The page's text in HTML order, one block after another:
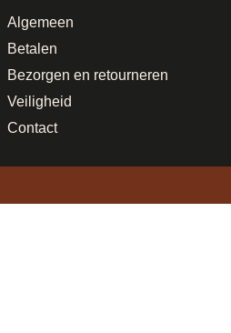
Algemeen
Betalen
Bezorgen en retourneren
Veiligheid
Contact